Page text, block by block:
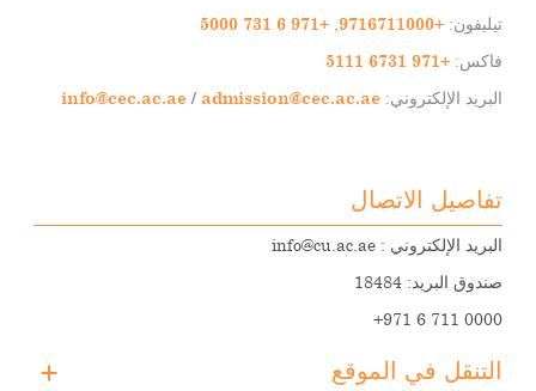
تيليفون: +9716711000
+971 6 731 5000
فاكس: +971 6731 5111
البريد الإلكتروني:
info@cec.ac.ae / admission@cec.ac.ae
تفاصيل الاتصال
البريد الإلكتروني : info@cu.ac.ae
صندوق البريد: 18484
+971 6 711 0000
التنقل في الموقع